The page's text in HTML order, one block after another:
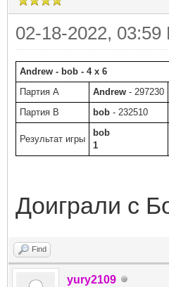
02-18-2022, 03:59
Andrew - bob - 4 x 6
Партия A
Andrew - 297230
Партия B
bob - 232510
Результат игры
bob
1
Доиграли с
Find
yury2109